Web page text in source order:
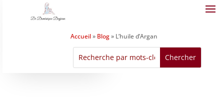
Accueil» Blog» L’huile d’Argan